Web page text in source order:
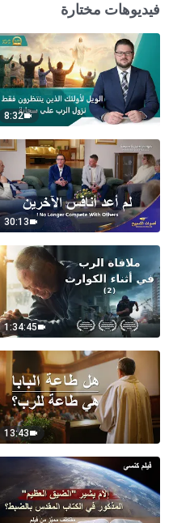
فيديوهات مختارة
8:32
30:13
1:34:45
13:43